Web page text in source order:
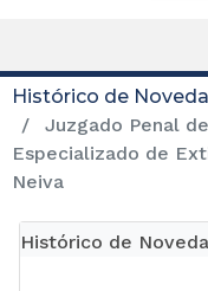
Histórico de
Juzgado Penal
Especializado de
Neiva
Histórico de